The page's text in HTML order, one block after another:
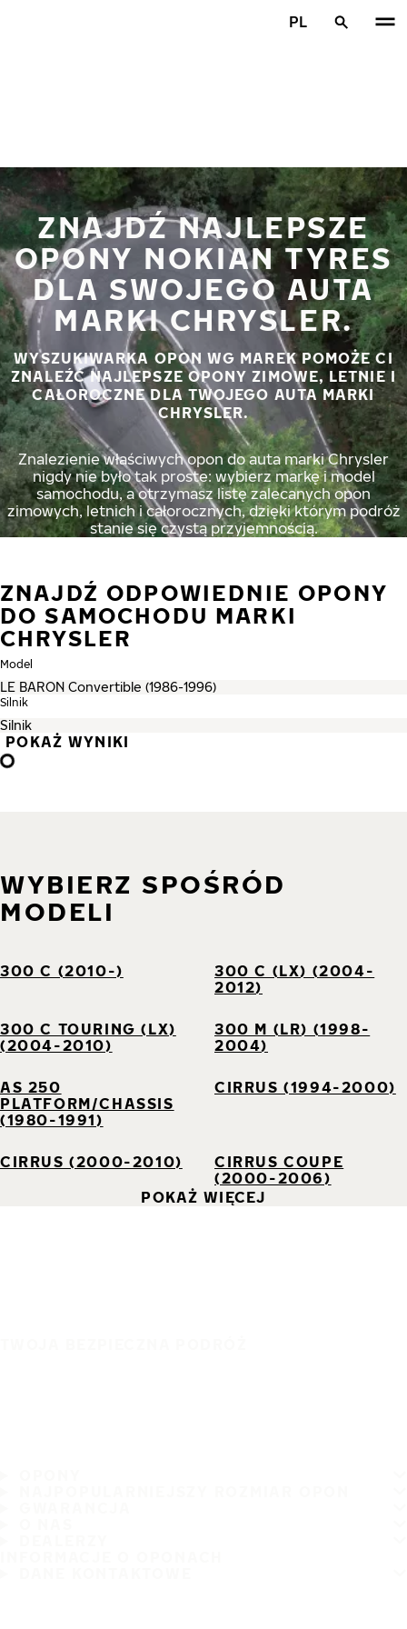
PL
ZNAJDŹ NAJLEPSZE
OPONY NOKIAN TYRES
DLA SWOJEGO AUTA
MARKI CHRYSLER.
WYSZUKIWARKA OPON WG MAREK POMOŻE CI
ZNALEŹĆ NAJLEPSZE OPONY ZIMOWE, LETNIE I
CAŁOROCZNE DLA TWOJEGO AUTA MARKI
CHRYSLER.
Znalezienie właściwych opon do auta marki Chrysler
nigdy nie było tak proste: wybierz markę i model
samochodu, a otrzymasz listę zalecanych opon
zimowych, letnich i całorocznych, dzięki którym podróż
stanie się czystą przyjemnością.
ZNAJDŹ ODPOWIEDNIE OPONY
DO SAMOCHODU MARKI
CHRYSLER
Model
Silnik
POKAŻ WYNIKI
WYBIERZ SPOŚRÓD
MODELI
300 C (2010-)
300 C (LX) (2004-
2012)
300 C TOURING (LX)
(2004-2010)
300 M (LR) (1998-
2004)
AS 250
PLATFORM/CHASSIS
(1980-1991)
CIRRUS (1994-2000)
CIRRUS (2000-2010)
CIRRUS COUPE
(2000-2006)
POKAŻ WIĘCEJ